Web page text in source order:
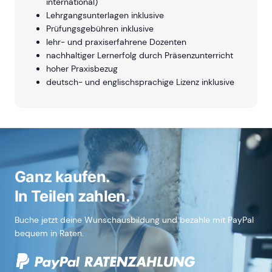
Lehrgangsunterlagen inklusive
Prüfungsgebühren inklusive
lehr- und praxiserfahrene Dozenten
nachhaltiger Lernerfolg durch Präsenzunterricht
hoher Praxisbezug
deutsch- und englischsprachige Lizenz inklusive
Ganz kaufen.
In Teilen zahlen.
Buche jetzt deine Wunschausbildung und bezahle mit PayPal
bequem in Raten.